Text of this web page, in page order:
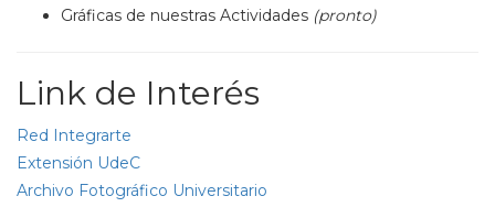
Gráficas de nuestras Actividades (pronto)
Link de Interés
Red Integrarte
Extensión UdeC
Archivo Fotográfico Universitario